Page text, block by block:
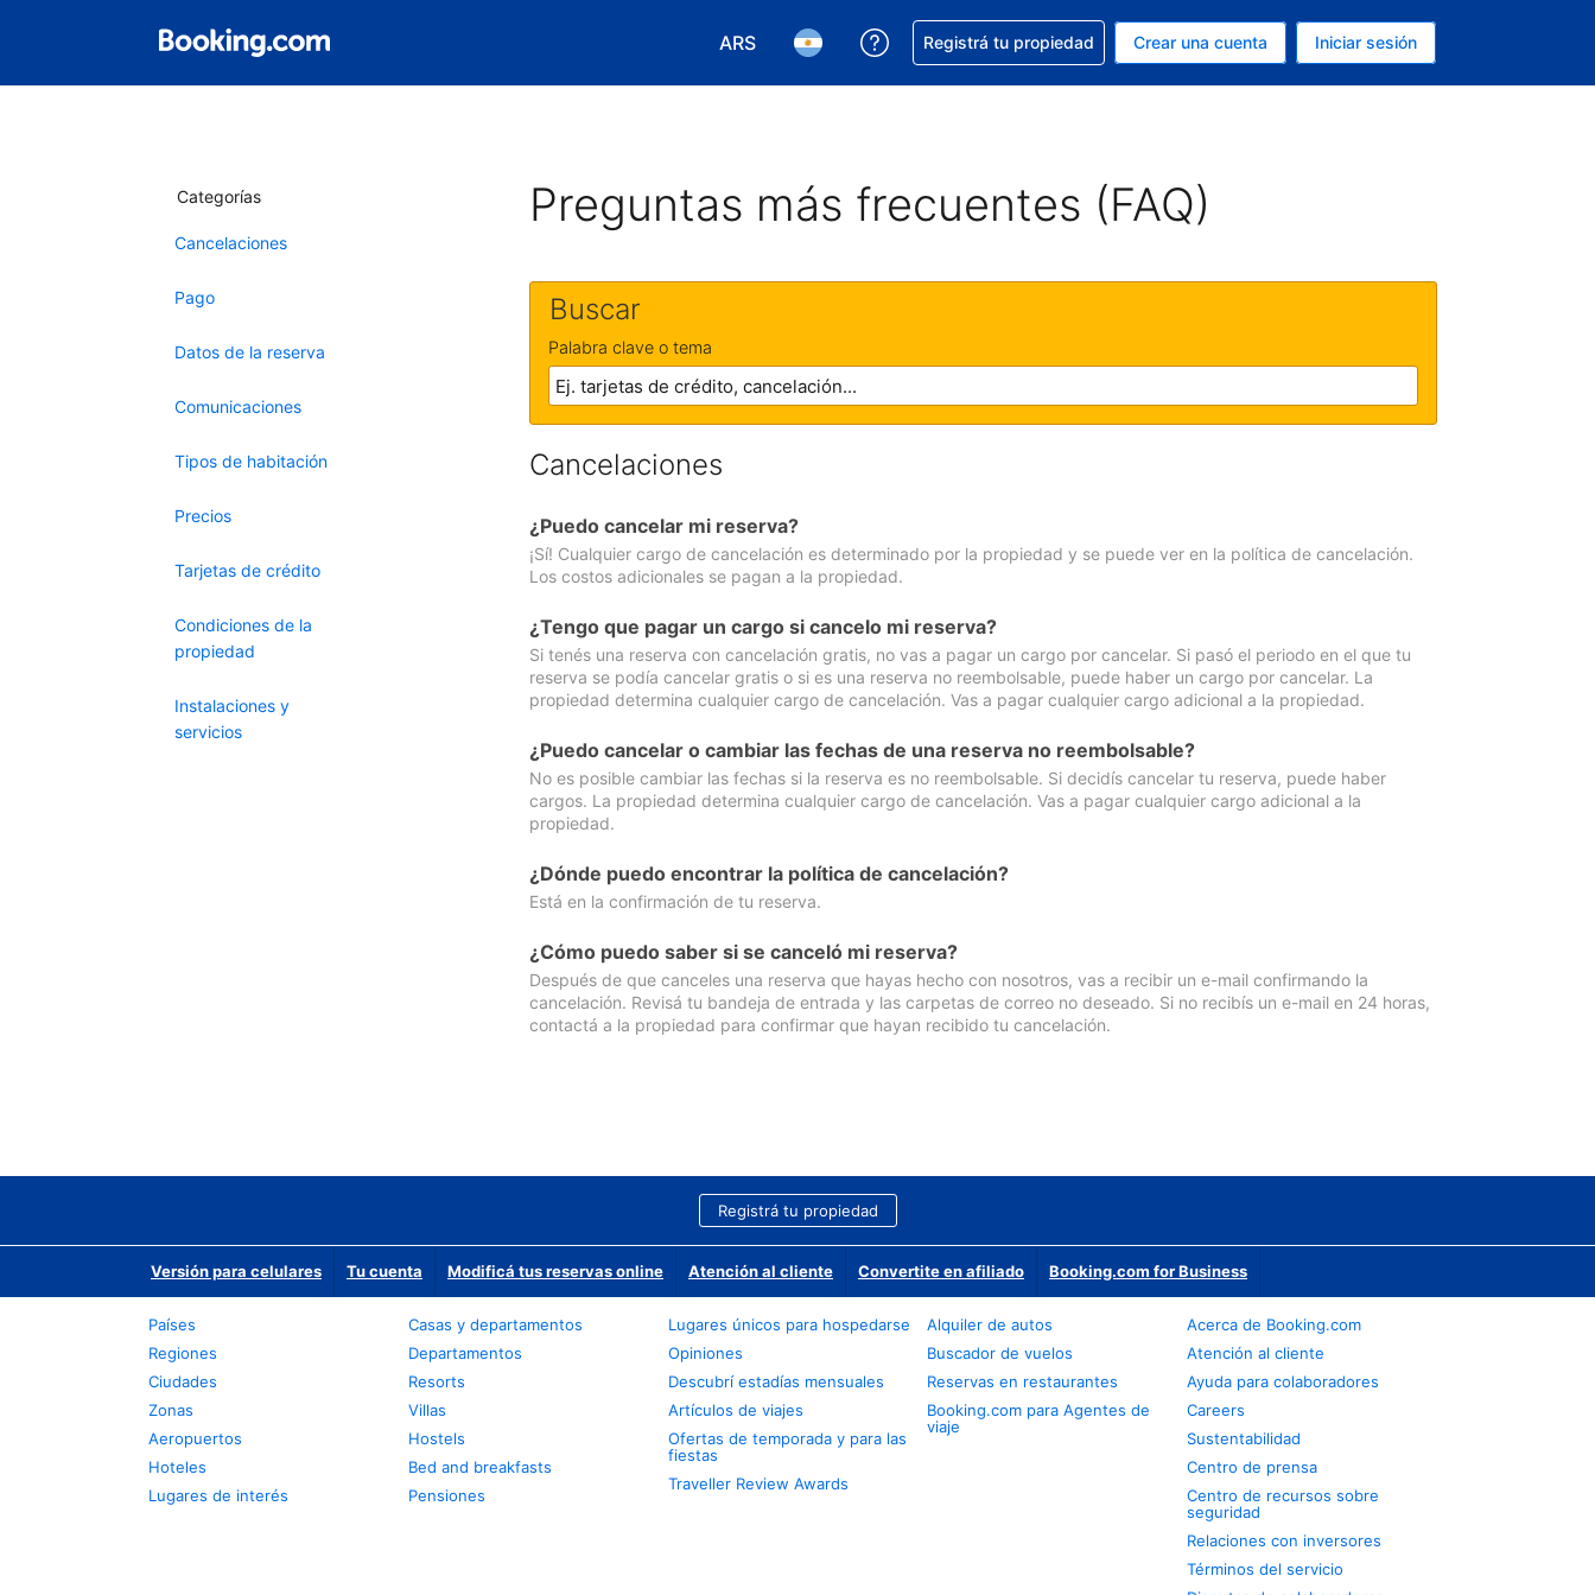
ARS
Elegir la moneda. Tu moneda actual es Peso argentino
Elegir el idioma. El idioma que estás usando es Español (Argentina)
Conseguí ayuda con tu reserva
Registrá tu propiedad Crear una cuenta Iniciar sesión
Categorías
Cancelaciones
Pago
Datos de la reserva
Comunicaciones
Tipos de habitación
Precios
Tarjetas de crédito
Condiciones de la
propiedad
Instalaciones y
servicios
Preguntas más frecuentes (FAQ)
Buscar
Palabra clave o tema
Cancelaciones
¿Puedo cancelar mi reserva?
¡Sí! Cualquier cargo de cancelación es determinado por la propiedad y se puede ver en la política de cancelación.
Los costos adicionales se pagan a la propiedad.
¿Tengo que pagar un cargo si cancelo mi reserva?
Si tenés una reserva con cancelación gratis, no vas a pagar un cargo por cancelar. Si pasó el periodo en el que tu
reserva se podía cancelar gratis o si es una reserva no reembolsable, puede haber un cargo por cancelar. La
propiedad determina cualquier cargo de cancelación. Vas a pagar cualquier cargo adicional a la propiedad.
¿Puedo cancelar o cambiar las fechas de una reserva no reembolsable?
No es posible cambiar las fechas si la reserva es no reembolsable. Si decidís cancelar tu reserva, puede haber
cargos. La propiedad determina cualquier cargo de cancelación. Vas a pagar cualquier cargo adicional a la
propiedad.
¿Dónde puedo encontrar la política de cancelación?
Está en la confirmación de tu reserva.
¿Cómo puedo saber si se canceló mi reserva?
Después de que canceles una reserva que hayas hecho con nosotros, vas a recibir un e-mail confirmando la
cancelación. Revisá tu bandeja de entrada y las carpetas de correo no deseado. Si no recibís un e-mail en 24 horas,
contactá a la propiedad para confirmar que hayan recibido tu cancelación.
Registrá tu propiedad
Versión para celulares Tu cuenta Modificá tus reservas online Atención al cliente Convertite en afiliado Booking.com for Business
Países
Regiones
Ciudades
Zonas
Aeropuertos
Hoteles
Lugares de interés
Casas y departamentos
Departamentos
Resorts
Villas
Hostels
Bed and breakfasts
Pensiones
Lugares únicos para hospedarse
Opiniones
Descubrí estadías mensuales
Artículos de viajes
Ofertas de temporada y para las
fiestas
Traveller Review Awards
Alquiler de autos
Buscador de vuelos
Reservas en restaurantes
Booking.com para Agentes de
viaje
Acerca de Booking.com
Atención al cliente
Ayuda para colaboradores
Careers
Sustentabilidad
Centro de prensa
Centro de recursos sobre
seguridad
Relaciones con inversores
Términos del servicio